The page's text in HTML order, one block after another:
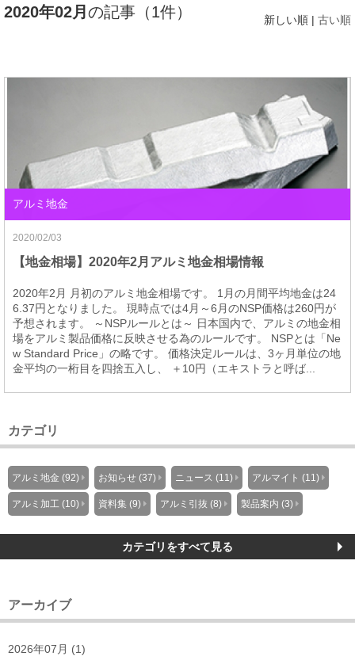
048-477-7331 受付時間：平日8:30～17:30
2020年02月 の記事（1件） 新しい順 | 古い順
アルミ地金
2020/02/03
【地金相場】2020年2月アルミ地金相場情報
2020年2月 月初のアルミ地金相場です。 1月の月間平均地金は24
6.37円となりました。 現時点では4月～6月のNSP価格は260円が
予想されます。 ～NSPルールとは～ 日本国内で、アルミの地金相
場をアルミ製品価格に反映させる為のルールです。 NSPとは「Ne
w Standard Price」の略です。 価格決定ルールは、3ヶ月単位の地
金平均の一桁目を四捨五入し、 ＋10円（エキストラと呼ば...
カテゴリ
アルミ地金 (92) お知らせ (37) ニュース (11) アルマイト (11)
アルミ加工 (10) 資料集 (9) アルミ引抜 (8) 製品案内 (3)
カテゴリをすべて見る
アーカイブ
2026年07月 (1)